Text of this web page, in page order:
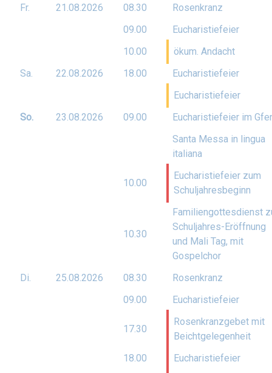
Fr.
21.08.2026 08.30
Rosenkranz
09.00
Eucharistiefeier
10.00
ökum. Andacht
Sa.
22.08.2026 18.00
Eucharistiefeier
Eucharistiefeier
So.
23.08.2026 09.00
Eucharistiefeier im
Santa Messa in lingua
italiana
10.00
Eucharistiefeier zum
Schuljahresbeginn
10.30
Familiengottesdienst
Schuljahres-Eröffnung
und Mali Tag, mit
Gospelchor
Di.
25.08.2026 08.30
Rosenkranz
09.00
Eucharistiefeier
17.30
Rosenkranzgebet mit
Beichtgelegenheit
18.00
Eucharistiefeier